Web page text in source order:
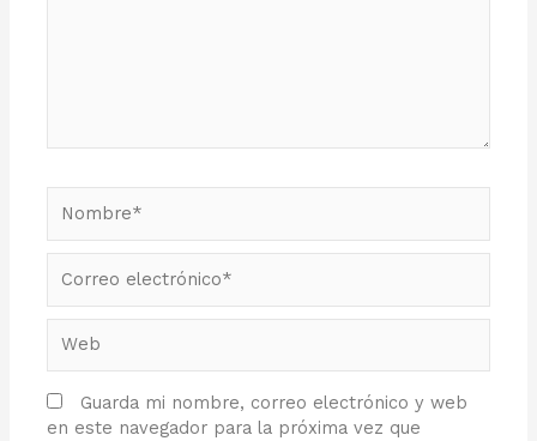
electrónico*
Guarda mi nombre, correo electrónico y web
en este navegador para la próxima vez que